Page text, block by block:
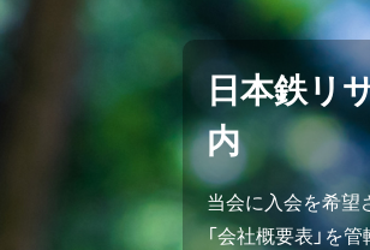
日本鉄リ
内
当会に入会を希望
「会社概要表」を